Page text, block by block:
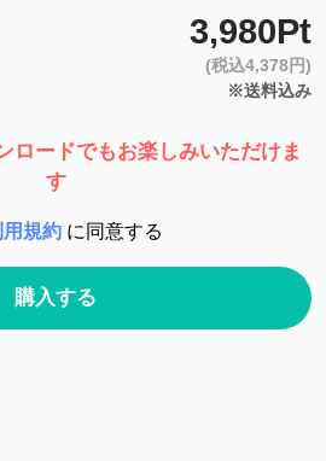
3,980Pt
(税込4,378円)
※送料込み
ロードでもお楽しみいただけま
す
用規約 に同意する
購入する